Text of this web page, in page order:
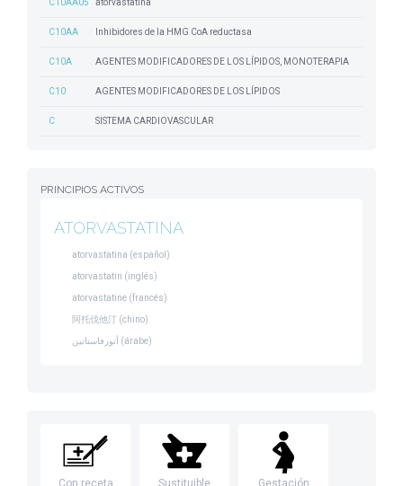
C10AA05 atorvastatina
C10AA Inhibidores de la HMG CoA reductasa
C10A AGENTES MODIFICADORES DE LOS LÍPIDOS, MONOTERAPIA
C10 AGENTES MODIFICADORES DE LOS LÍPIDOS
C SISTEMA CARDIOVASCULAR
PRINCIPIOS ACTIVOS
ATORVASTATINA
atorvastatina (español)
atorvastatin (inglés)
atorvastatine (francés)
阿托伐他汀 (chino)
أتورفاستاتين (árabe)
Con receta Sustituible Gestación